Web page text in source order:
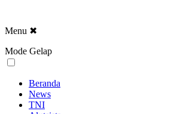
Menu ✖
Mode Gelap
Beranda
News
TNI